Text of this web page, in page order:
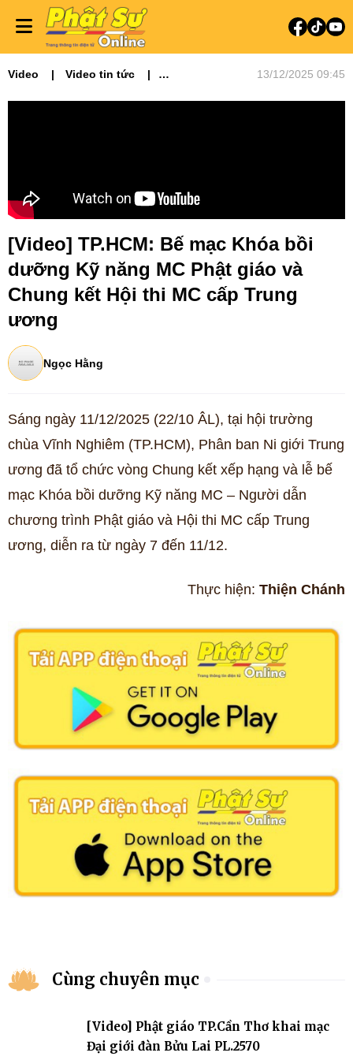
Video
Video tin tức
13/12/2025 09:45
[Video] TP.HCM: Bế mạc Khóa bồi
dưỡng Kỹ năng MC Phật giáo và
Chung kết Hội thi MC cấp Trung
ương
Ngọc Hằng
Sáng ngày 11/12/2025 (22/10 ÂL), tại hội trường
chùa Vĩnh Nghiêm (TP.HCM), Phân ban Ni giới Trung
ương đã tổ chức vòng Chung kết xếp hạng và lễ bế
mạc Khóa bồi dưỡng Kỹ năng MC – Người dẫn
chương trình Phật giáo và Hội thi MC cấp Trung
ương, diễn ra từ ngày 7 đến 11/12.
Thực hiện: Thiện Chánh
Cùng chuyên mục
[Video] Phật giáo TP.Cần Thơ khai mạc
Đại giới đàn Bửu Lai PL.2570